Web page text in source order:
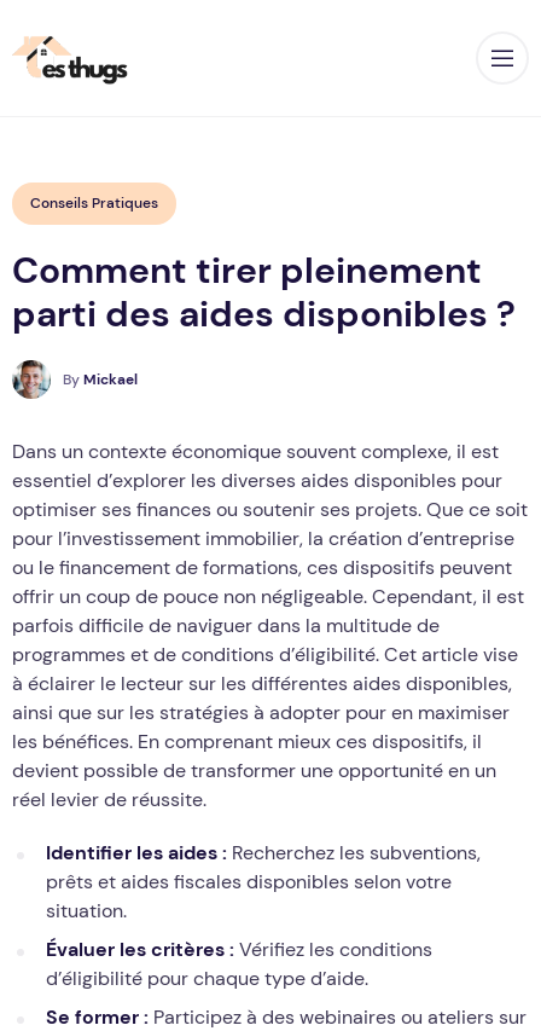
Conseils Pratiques
Comment tirer pleinement
parti des aides disponibles ?
M ByMickael
Dans un contexte économique souvent complexe, il est
essentiel d’explorer les diverses aides disponibles pour
optimiser ses finances ou soutenir ses projets. Que ce soit
pour l’investissement immobilier, la création d’entreprise
ou le financement de formations, ces dispositifs peuvent
offrir un coup de pouce non négligeable. Cependant, il est
parfois difficile de naviguer dans la multitude de
programmes et de conditions d’éligibilité. Cet article vise
à éclairer le lecteur sur les différentes aides disponibles,
ainsi que sur les stratégies à adopter pour en maximiser
les bénéfices. En comprenant mieux ces dispositifs, il
devient possible de transformer une opportunité en un
réel levier de réussite.
Identifier les aides : Recherchez les subventions,
prêts et aides fiscales disponibles selon votre
situation.
Évaluer les critères : Vérifiez les conditions
d’éligibilité pour chaque type d’aide.
Se former : Participez à des webinaires ou ateliers sur